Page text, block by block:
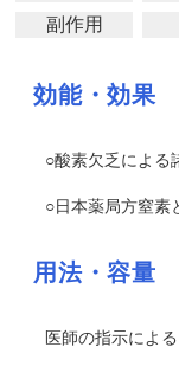
副作用
効能・効果
○酸素欠乏による
○日本薬局方窒素
用法・容量
医師の指示による